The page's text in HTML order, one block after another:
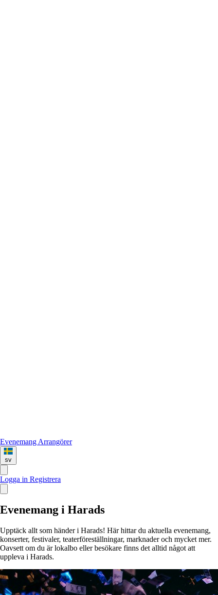
Evenemang Arrangörer
sv
Logga in Registrera
Evenemang i Harads
Upptäck allt som händer i Harads! Här hittar du aktuella evenemang,
konserter, festivaler, teaterföreställningar, marknader och mycket mer.
Oavsett om du är lokalbo eller besökare finns det alltid något att
uppleva i Harads.